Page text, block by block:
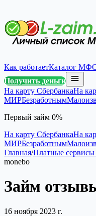
Как работаетКаталог
Получить деньги
На карту СбербанкаНа
МИРБезработным
Первый займ 0%
На карту СбербанкаНа
МИРБезработным
Главная/Платные сервисы
monebo
Займ
16 ноября 2023 г.